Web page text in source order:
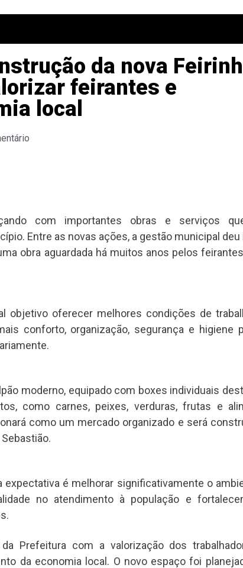
da nova
feirantes e
local
com importantes obras e serviços
Entre as novas ações, a gestão municipal deu
obra aguardada há muitos anos pelos
objetivo oferecer melhores condições de
conforto, organização, segurança e higiene
moderno, equipado com boxes individuais
como carnes, peixes, verduras, frutas e
como um mercado organizado e será
expectativa é melhorar significativamente o
no atendimento à população e
Prefeitura com a valorização dos
da economia local. O novo espaço foi